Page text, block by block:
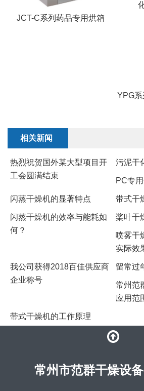
JCT-C系列药品专用烘箱
YPG
相关新闻
热烈祝贺国外某大型项目开
工会圆满结束
污泥干
PC专
闪蒸干燥机的显著特点 带式干
闪蒸干燥机的效率与能耗如
何？
桨叶干
喷雾干
实际效
我公司获得2018百佳供应商
企业称号
留常过
常州范
应用范
带式干燥机的工作原理
常州市范群干燥设